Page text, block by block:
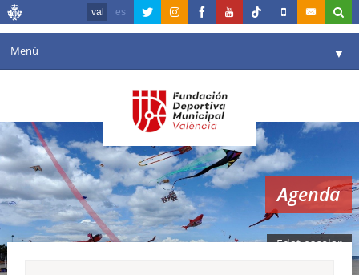
val es
Menú ▼
Agenda
Instal·lacions
Comunicació ▼
València en esport ▼
Agenda
Edat escolar